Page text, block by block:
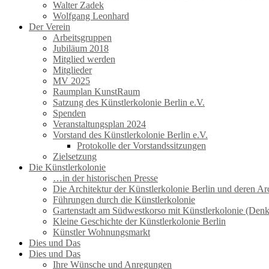
Walter Zadek
Wolfgang Leonhard
Der Verein
Arbeitsgruppen
Jubiläum 2018
Mitglied werden
Mitglieder
MV 2025
Raumplan KunstRaum
Satzung des Künstlerkolonie Berlin e.V.
Spenden
Veranstaltungsplan 2024
Vorstand des Künstlerkolonie Berlin e.V.
Protokolle der Vorstandssitzungen
Zielsetzung
Die Künstlerkolonie
…in der historischen Presse
Die Architektur der Künstlerkolonie Berlin und deren
Führungen durch die Künstlerkolonie
Gartenstadt am Südwestkorso mit Künstlerkolonie
Kleine Geschichte der Künstlerkolonie Berlin
Künstler Wohnungsmarkt
Dies und Das
Dies und Das
Ihre Wünsche und Anregungen